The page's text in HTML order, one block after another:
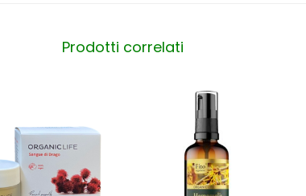
Prodotti correlati